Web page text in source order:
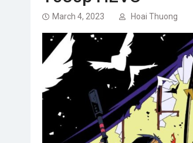
March 4, 2023 Hoai Thuong